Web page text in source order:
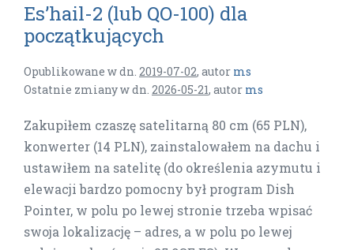
Es’hail-2 (lub QO-100) dla
początkujących
Opublikowane w dn. 2019-07-02, autor ms
Ostatnie zmiany w dn. 2026-05-21, autor ms
Zakupiłem czaszę satelitarną 80 cm (65 PLN),
konwerter (14 PLN), zainstalowałem na dachu i
ustawiłem na satelitę (do określenia azymutu i
elewacji bardzo pomocny był program Dish
Pointer, w polu po lewej stronie trzeba wpisać
swoja lokalizację – adres, a w polu po lewej